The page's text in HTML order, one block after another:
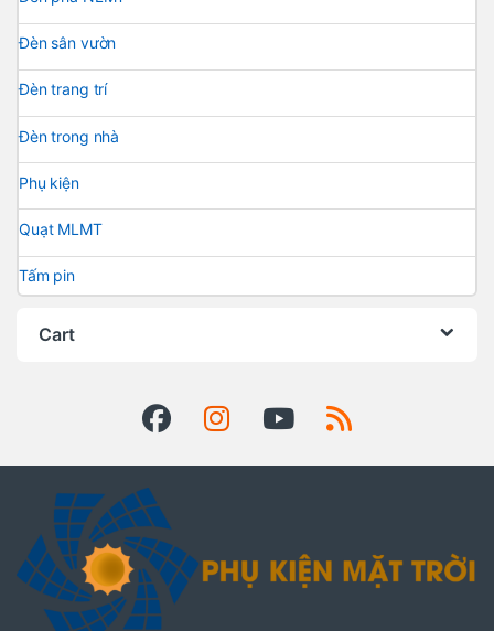
Đèn sân vườn
Đèn trang trí
Đèn trong nhà
Phụ kiện
Quạt MLMT
Tấm pin
Cart